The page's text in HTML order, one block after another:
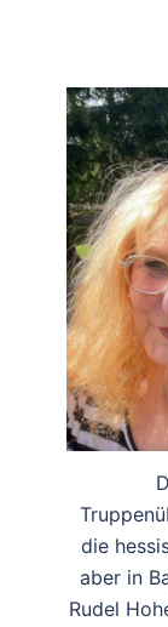
die
aber in
Rudel